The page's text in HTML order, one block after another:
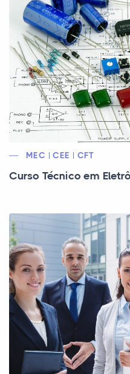
MEC | CEE | CFT
Curso Técnico em